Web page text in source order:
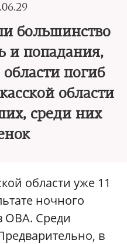
большинство
и попадания,
погиб
области
среди них
области уже 11
ночного
ОВА. Среди
в